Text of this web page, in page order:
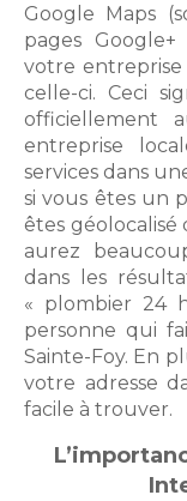
Google Maps
pages Google+
votre
celle-ci. Ceci
officiellement
entreprise
services dans
si vous êtes un
êtes géolocalisé
aurez
dans les
« plombier 24
personne qui
Sainte-Foy. En
votre adresse
facile à trouver.